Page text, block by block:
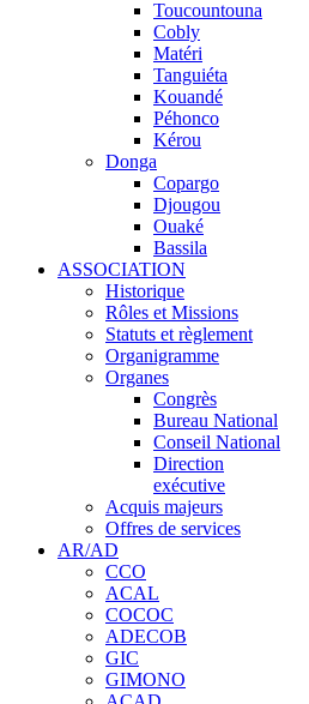
Toucountouna
Cobly
Matéri
Tanguiéta
Kouandé
Péhonco
Kérou
Donga
Copargo
Djougou
Ouaké
Bassila
ASSOCIATION
Historique
Rôles et Missions
Statuts et règlement
Organigramme
Organes
Congrès
Bureau National
Conseil National
Direction
exécutive
Acquis majeurs
Offres de services
AR/AD
CCO
ACAL
COCOC
ADECOB
GIC
GIMONO